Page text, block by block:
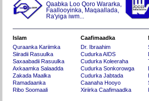
Qaabka Loo Qoro Wararka,
Faallooyinka, Maqaallada,
Ra'yiga iwm...
Islam
Quraanka Kariimka
Siiradii Rasuulka
Saxaabadii Rasuulka
Axkaamka Salaadda
Zakada Maalka
Ramadaanka
Ribo Soomaali
Caafimaadka
Dr. Ibraahim
Cudurka AIDS
Cudurka Koleeraha
Cudurka Sonkorowga
Cudurka Jabtada
Caanaha Hooyo
Xiriirka Caafimaadka